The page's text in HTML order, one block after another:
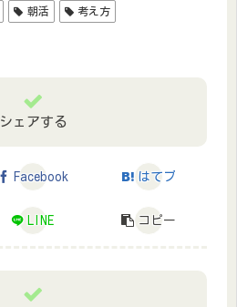
朝活 考え方
シェアする
Facebook はてブ
LINE コピー